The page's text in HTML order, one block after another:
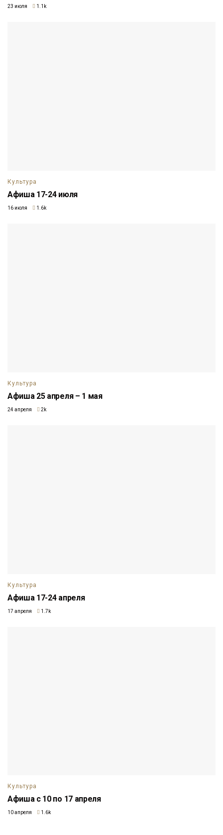
23 июля 1.1k
Культура
Афиша 17-24 июля
16 июля 1.6k
Культура
Афиша 25 апреля – 1 мая
24 апреля 2k
Культура
Афиша 17-24 апреля
17 апреля 1.7k
Культура
Афиша с 10 по 17 апреля
10 апреля 1.6k